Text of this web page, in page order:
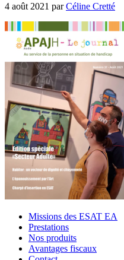
4 août 2021 parCéline Cretté
Missions des ESAT EA
Prestations
Nos produits
Avantages fiscaux